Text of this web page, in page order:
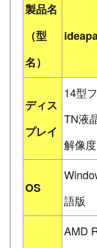
製品名
（型
名）
ディス
プレイ
14型
TN液
解像
OS
語版
AMD